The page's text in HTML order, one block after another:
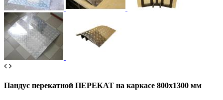
Пандус перекатной ПЕРЕКАТ на каркасе 800х1300 мм